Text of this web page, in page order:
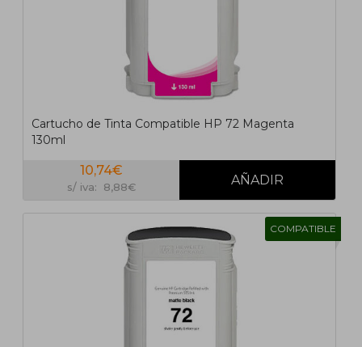
Cartucho de Tinta Compatible HP 72 Magenta
130ml
10,74€
s/ iva: 8,88€
COMPATIBLE